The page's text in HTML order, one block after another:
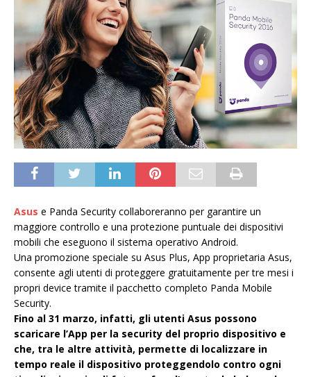
Asus e Panda Security collaboreranno per garantire un
maggiore controllo e una protezione puntuale dei dispositivi
mobili che eseguono il sistema operativo Android.
Una promozione speciale su Asus Plus, App proprietaria Asus,
consente agli utenti di proteggere gratuitamente per tre mesi i
propri device tramite il pacchetto completo Panda Mobile
Security.
Fino al 31 marzo, infatti, gli utenti Asus possono
scaricare l’App per la security del proprio dispositivo e
che, tra le altre attività, permette di localizzare in
tempo reale il dispositivo proteggendolo contro ogni